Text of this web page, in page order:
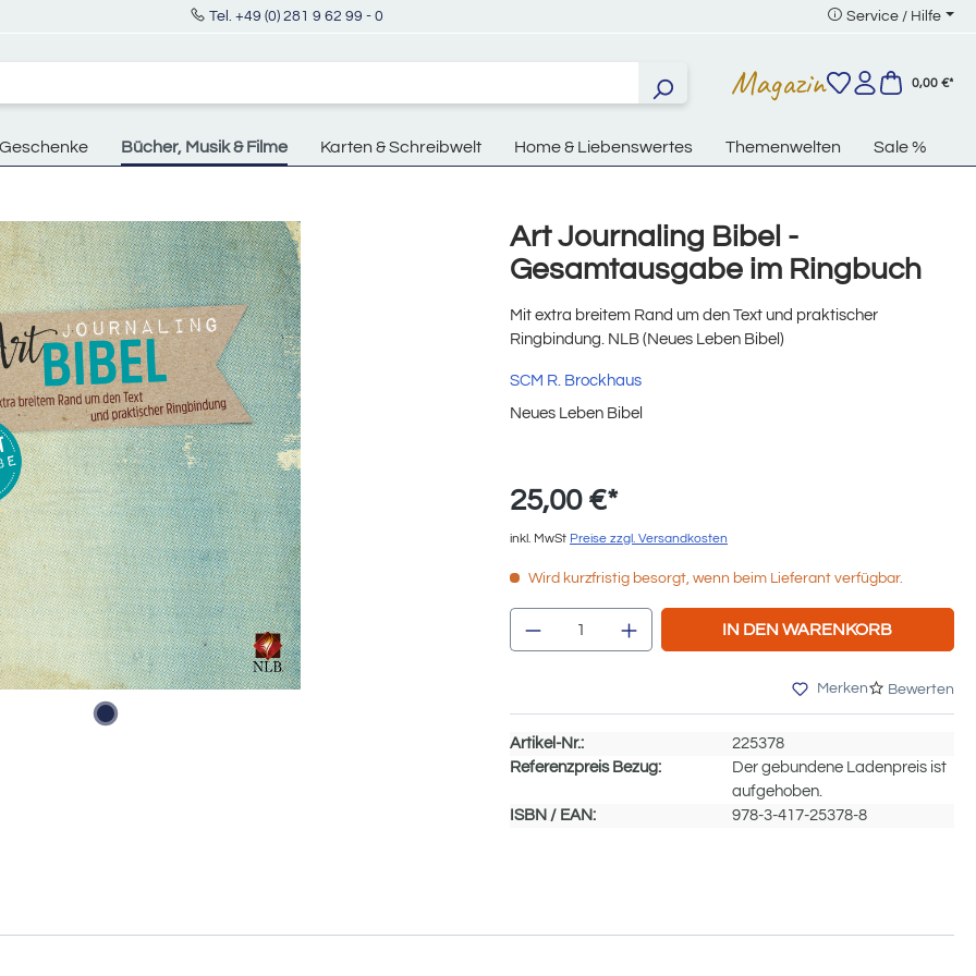
Tel. +49 (0) 281 9 62 99 - 0 Service / Hilfe
Magazin 0,00 €*
Geschenke Bücher, Musik & Filme Karten & Schreibwelt Home & Liebenswertes Themenwelten Sale %
Art Journaling Bibel -
Gesamtausgabe im Ringbuch
Mit extra breitem Rand um den Text und praktischer
Ringbindung. NLB (Neues Leben Bibel)
SCM R. Brockhaus
Neues Leben Bibel
25,00 €*
inkl. MwSt Preise zzgl. Versandkosten
Wird kurzfristig besorgt, wenn beim Lieferant verfügbar.
Produkt Anzahl: Gib den gewünschten
IN DEN WARENKORB
Merken Bewerten
Artikel-Nr.:
225378
Referenzpreis Bezug:
Der gebundene Ladenpreis ist
aufgehoben.
ISBN / EAN:
978-3-417-25378-8